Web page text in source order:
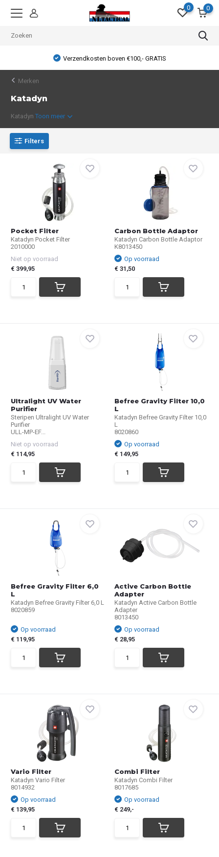
0 0
Verzendkosten boven €100,- GRATIS
Merken
Katadyn
KatadynToon meer
Filters
Pocket Filter
Katadyn Pocket Filter
2010000
Niet op voorraad
€ 399,95
Carbon Bottle Adaptor
Katadyn Carbon Bottle Adaptor
K8013450
Op voorraad
€ 31,50
Ultralight UV Water
Purifier
Steripen Ultralight UV Water
Purifier
ULL-MP-EF...
Niet op voorraad
€ 114,95
Befree Gravity Filter 10,0
L
Katadyn Befree Gravity Filter 10,0
L
8020860
Op voorraad
€ 149,95
Befree Gravity Filter 6,0
L
Katadyn Befree Gravity Filter 6,0 L
8020859
Op voorraad
€ 119,95
Active Carbon Bottle
Adapter
Katadyn Active Carbon Bottle
Adapter
8013450
Op voorraad
€ 28,95
Vario Filter
Katadyn Vario Filter
8014932
Op voorraad
€ 139,95
Combi Filter
Katadyn Combi Filter
8017685
Op voorraad
€ 249,-